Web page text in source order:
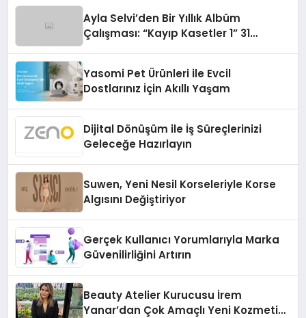
Ayla Selvi’den Bir Yıllık Albüm
Çalışması: “Kayıp Kasetler 1” 31
Yasomi Pet Ürünleri ile Evcil
Dostlarınız İçin Akıllı Yaşam
Dijital Dönüşüm ile İş Süreçlerinizi
Geleceğe Hazırlayın
Suwen, Yeni Nesil Korseleriyle Korse
Algısını Değiştiriyor
Gerçek Kullanıcı Yorumlarıyla Marka
Güvenilirliğini Artırın
Beauty Atelier Kurucusu İrem
Yanar’dan Çok Amaçlı Yeni Kozmetik